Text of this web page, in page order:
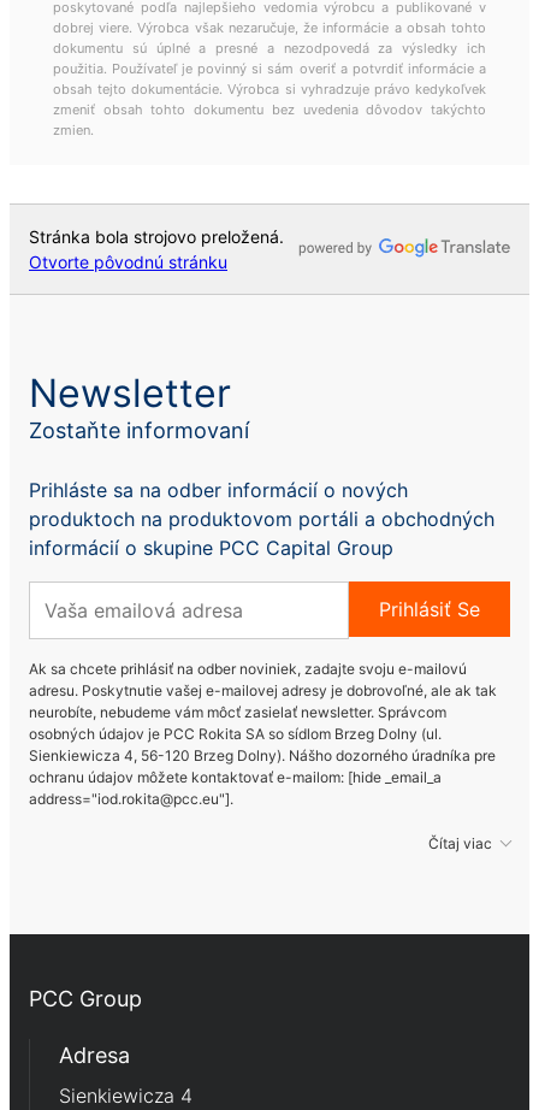
Rokopol MS5225
Rokopol MS5240
Rokopol® RF151V
Rokopol® RF2000 (polyéterpolyol)
Rokopol® RF551 (polyéterpolyol)
Rokopol® V700 (polyéterpolyol)
Rokopol iCan 2432
Rokopol® iCan 2770
Rokopol® vTec 8888 (polyéterpolyol)
poskytované podľa najlepšieho vedomia výrobcu a publikované v
dobrej viere. Výrobca však nezaručuje, že informácie a obsah tohto
dokumentu sú úplné a presné a nezodpovedá za výsledky ich
použitia. Používateľ je povinný si sám overiť a potvrdiť informácie a
obsah tejto dokumentácie. Výrobca si vyhradzuje právo kedykoľvek
zmeniť obsah tohto dokumentu bez uvedenia dôvodov takýchto
zmien.
Stránka bola strojovo preložená.
Otvorte pôvodnú stránku
Newsletter
Zostaňte informovaní
Prihláste sa na odber informácií o nových
produktoch na produktovom portáli a obchodných
informácií o skupine PCC Capital Group
Prihlásiť Se
Ak sa chcete prihlásiť na odber noviniek, zadajte svoju e-mailovú
adresu. Poskytnutie vašej e-mailovej adresy je dobrovoľné, ale ak tak
neurobíte, nebudeme vám môcť zasielať newsletter. Správcom
osobných údajov je PCC Rokita SA so sídlom Brzeg Dolny (ul.
Sienkiewicza 4, 56-120 Brzeg Dolny). Nášho dozorného úradníka pre
ochranu údajov môžete kontaktovať e-mailom: [hide _email_a
address="iod.rokita@pcc.eu"].
Čítaj viac
PCC Group
Adresa
Sienkiewicza 4